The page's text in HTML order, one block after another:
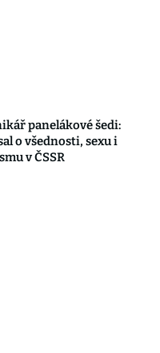
panelákové šedi:
o všednosti, sexu i
v ČSSR